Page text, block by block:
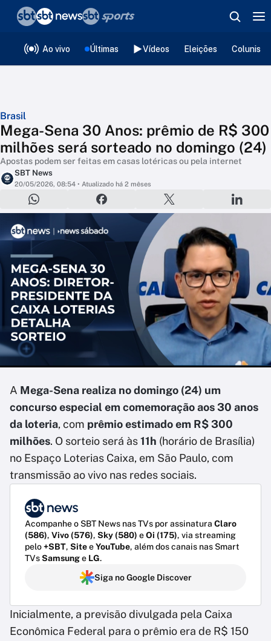
Ao vivo Últimas Vídeos Eleições
Brasil
Mega-Sena 30 Anos: prêmio de R$ 300
milhões será sorteado no domingo (24)
Apostas podem ser feitas em casas lotéricas ou pela internet
SBT News
20/05/2026, 08:54 • Atualizado há 2 mêses
A Mega-Sena realiza no domingo (24) um
concurso especial em comemoração aos 30 anos
da loteria, com prêmio estimado em R$ 300
milhões. O sorteio será às11h (horário de Brasília)
no Espaço Loterias Caixa, em São Paulo, com
transmissão ao vivo nas redes sociais.
Acompanhe o SBT News nas TVs por assinatura Claro
(586), Vivo (576), Sky (580) eOi (175), via streaming
pelo+SBT, SiteeYouTube, além dos canais nas Smart
TVsSamsunge LG.
Siga no Google Discover
Inicialmente, a previsão divulgada pela Caixa
Econômica Federal para o prêmio era de R$ 150
❮voltar
Editorias